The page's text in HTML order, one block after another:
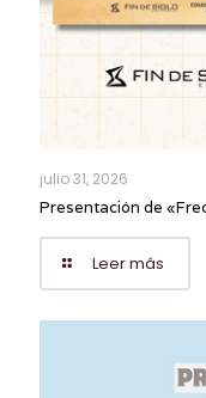
julio 31, 2026
Presentación de
Leer más